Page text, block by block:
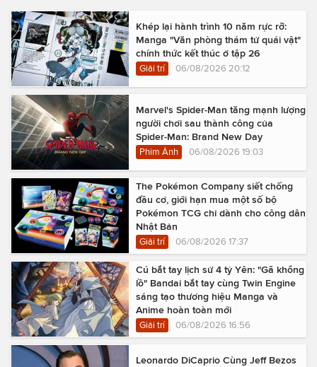
Khép lại hành trình 10 năm rực rỡ:
Manga "Văn phòng thám tử quái vật"
chính thức kết thúc ở tập 26
Giải trí 06/08/2026 20:12
Marvel's Spider-Man tăng mạnh lượng
người chơi sau thành công của
Spider-Man: Brand New Day
Phim Ảnh 06/08/2026 19:03
The Pokémon Company siết chống
đầu cơ, giới hạn mua một số bộ
Pokémon TCG chỉ dành cho công dân
Nhật Bản
Giải trí 06/08/2026 17:37
Cú bắt tay lịch sử 4 tỷ Yên: "Gã khổng
lồ" Bandai bắt tay cùng Twin Engine
sáng tạo thương hiệu Manga và
Anime hoàn toàn mới
Giải trí 06/08/2026 16:56
Leonardo DiCaprio Cùng Jeff Bezos